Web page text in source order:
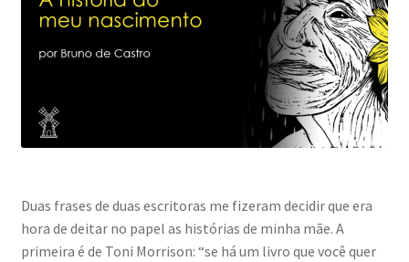
Duas frases de duas escritoras me fizeram decidir que era
hora de deitar no papel as histórias de minha mãe. A
primeira é de Toni Morrison: “se há um livro que você quer